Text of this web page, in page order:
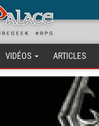
VIDÉOS ARTICLES